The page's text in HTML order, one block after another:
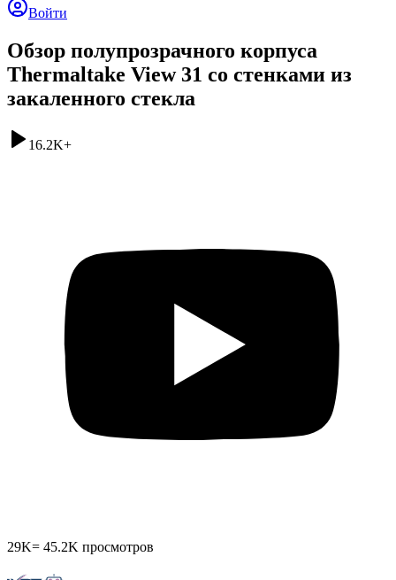
Войти
Обзор полупрозрачного корпуса
Thermaltake View 31 со стенками из
закаленного стекла
16.2K+
29K= 45.2K просмотров